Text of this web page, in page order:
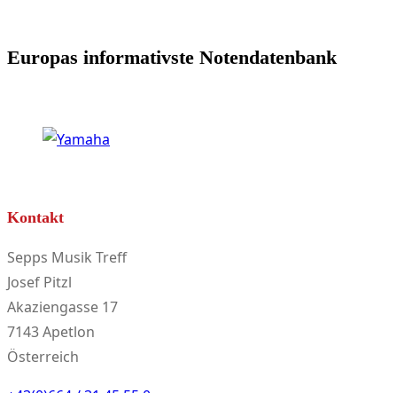
Europas informativste Notendatenbank
Kontakt
Sepps Musik Treff
Josef Pitzl
Akaziengasse 17
7143 Apetlon
Österreich